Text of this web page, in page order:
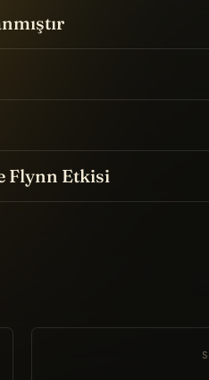
Flynn Etkisi